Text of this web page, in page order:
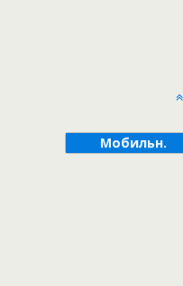
Мобильн.